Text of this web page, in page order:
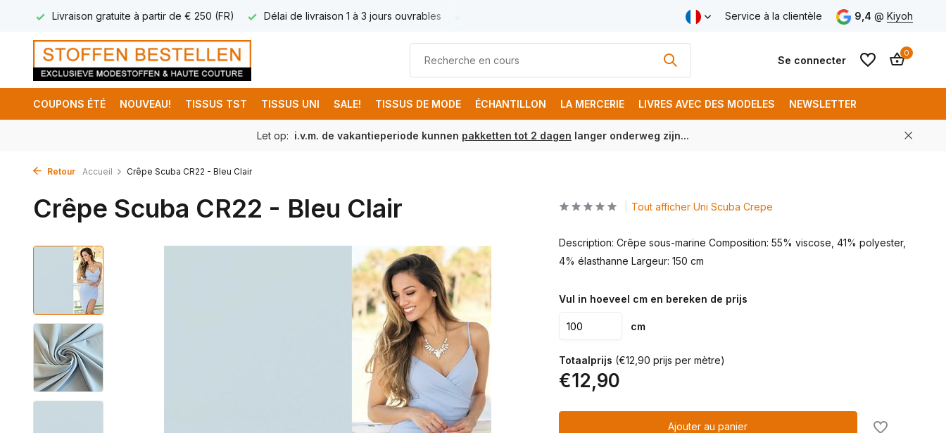
Livraison gratuite à partir de € 250 (FR) Délai de livraison 1 à 3 jours ouvrables Livraison gratuite à partir de € 250 (FR)
Service à la clientèle 9,4 @ Kiyoh
Se connecter
0
COUPONS ÉTÉ NOUVEAU! TISSUS TST TISSUS UNI SALE! TISSUS DE MODE ÉCHANTILLON LA MERCERIE LIVRES AVEC DES MODELES NEWSLETTER
Let op: i.v.m. de vakantieperiode kunnen pakketten tot 2 dagen langer onderweg zijn...
Retour Accueil Crêpe Scuba CR22 - Bleu Clair
Crêpe Scuba CR22 - Bleu Clair Tout afficher Uni Scuba Crepe
Description: Crêpe sous-marine Composition: 55% viscose, 41% polyester,
4% élasthanne Largeur: 150 cm
Vul in hoeveel cm en bereken de prijs
cm
Totaalprijs (€12,90 prijs per mètre)
€12,90
Ajouter au panier